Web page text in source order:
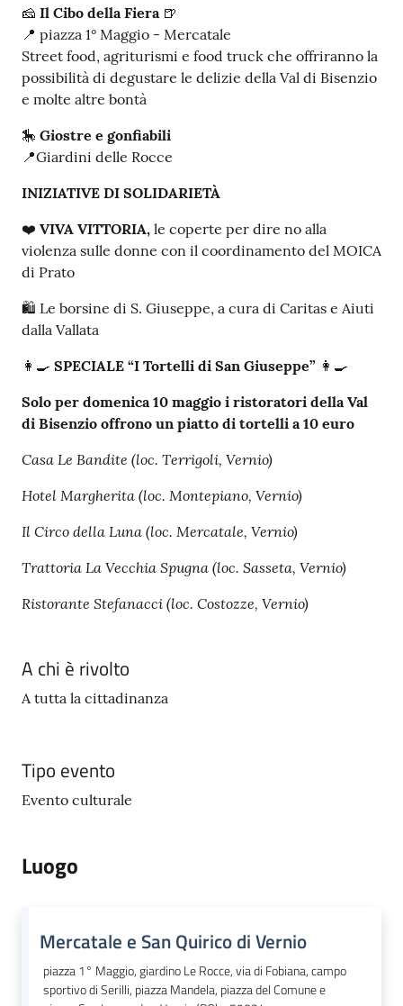
🧀 Il Cibo della Fiera🍺
📍 piazza 1° Maggio - Mercatale
Street food, agriturismi e food truck che offriranno la
possibilità di degustare le delizie della Val di Bisenzio
e molte altre bontà
🎠 Giostre e gonfiabili
📍Giardini delle Rocce
INIZIATIVE DI SOLIDARIETÀ
❤️ VIVA VITTORIA, le coperte per dire no alla
violenza sulle donne con il coordinamento del MOICA
di Prato
🛍 Le borsine di S. Giuseppe, a cura di Caritas e Aiuti
dalla Vallata
👩‍🍳 SPECIALE “I Tortelli di San Giuseppe” 👩‍🍳
Solo per domenica 10 maggio i ristoratori della Val
di Bisenzio offrono un piatto di tortelli a 10 euro
Casa Le Bandite (loc. Terrigoli, Vernio)
Hotel Margherita(loc. Montepiano, Vernio)
Il Circo della Luna(loc. Mercatale, Vernio)
Trattoria La Vecchia Spugna(loc. Sasseta, Vernio)
Ristorante Stefanacci(loc. Costozze, Vernio)
A chi è rivolto
A tutta la cittadinanza
Tipo evento
Evento culturale
Luogo
Mercatale e San Quirico di Vernio
piazza 1° Maggio, giardino Le Rocce, via di Fobiana, campo
sportivo di Serilli, piazza Mandela, piazza del Comune e